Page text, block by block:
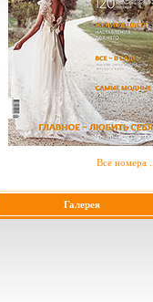
Все номера ...
Галерея